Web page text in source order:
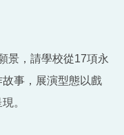
景，請學校從17項永
事，展演型態以戲
。